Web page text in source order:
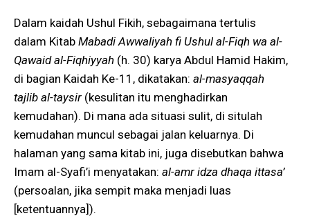
Dalam kaidah Ushul Fikih, sebagaimana tertulis
dalam Kitab Mabadi Awwaliyah fi Ushul al-Fiqh wa al-
Qawaid al-Fiqhiyyah (h. 30) karya Abdul Hamid Hakim,
di bagian Kaidah Ke-11, dikatakan: al-masyaqqah
tajlib al-taysir (kesulitan itu menghadirkan
kemudahan). Di mana ada situasi sulit, di situlah
kemudahan muncul sebagai jalan keluarnya. Di
halaman yang sama kitab ini, juga disebutkan bahwa
Imam al-Syafi’i menyatakan: al-amr idza dhaqa ittasa’
(persoalan, jika sempit maka menjadi luas
[ketentuannya]).